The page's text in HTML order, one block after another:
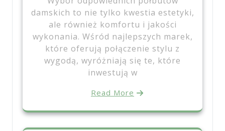
damskich to nie tylko kwestia estetyki,
ale również komfortu i jakości
wykonania. Wśród najlepszych marek,
które oferują połączenie stylu z
wygodą, wyróżniają się te, które
inwestują w
Read More